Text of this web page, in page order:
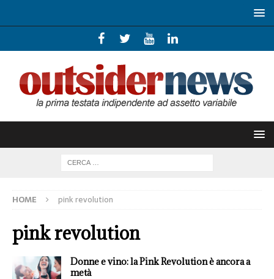
HOME pink revolution
pink revolution
Donne e vino: la Pink Revolution è ancora a
metà